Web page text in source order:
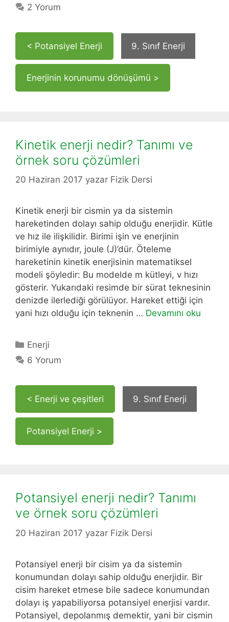
2 Yorum
< Potansiyel Enerji 9. Sınıf Enerji
Enerjinin korunumu dönüşümü >
Kinetik enerji nedir? Tanımı ve
örnek soru çözümleri
20 Haziran 2017 yazar Fizik Dersi
Kinetik enerji bir cismin ya da sistemin
hareketinden dolayı sahip olduğu enerjidir. Kütle
ve hız ile ilişkilidir. Birimi işin ve enerjinin
birimiyle aynıdır, joule (J)’dür. Öteleme
hareketinin kinetik enerjisinin matematiksel
modeli şöyledir: Bu modelde m kütleyi, v hızı
gösterir. Yukarıdaki resimde bir sürat teknesinin
denizde ilerlediği görülüyor. Hareket ettiği için
yani hızı olduğu için teknenin … Devamını oku
Kategoriler
Enerji
6 Yorum
< Enerji ve çeşitleri 9. Sınıf Enerji
Potansiyel Enerji >
Potansiyel enerji nedir? Tanımı
ve örnek soru çözümleri
20 Haziran 2017 yazar Fizik Dersi
Potansiyel enerji bir cisim ya da sistemin
konumundan dolayı sahip olduğu enerjidir. Bir
cisim hareket etmese bile sadece konumundan
dolayı iş yapabiliyorsa potansiyel enerjisi vardır.
Potansiyel, depolanmış demektir, yani bir cismin